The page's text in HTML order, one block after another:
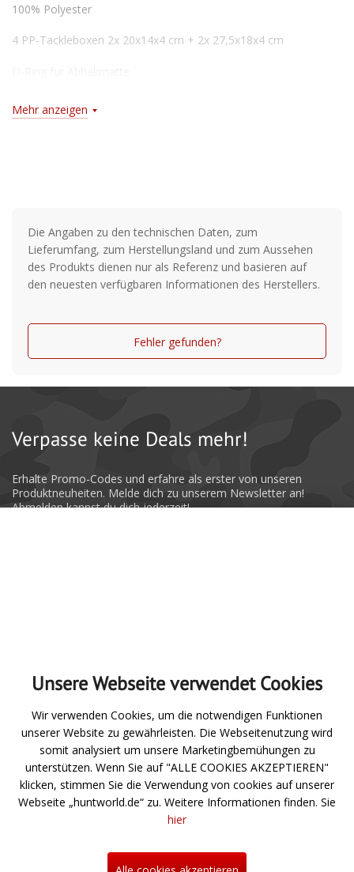
100% Polyester
4 PP-Tackleboxen 2x 20x14x4 cm + 2x 27,5x18x4 cm
Flaschenhalter
Abnehmbarer Schultergurt
Mehr anzeigen
Die Angaben zu den technischen Daten, zum
Lieferumfang, zum Herstellungsland und zum Aussehen
des Produkts dienen nur als Referenz und basieren auf
den neuesten verfügbaren Informationen des Herstellers.
Fehler gefunden?
Verpasse keine Deals mehr!
Erhalte Promo-Codes und erfahre als erster von unseren
Produktneuheiten. Melde dich zu unserem Newsletter an!
Abmelden kannst du dich jederzeit!
Angeln
Jagd- und Schießsport
Über uns
Unsere Webseite verwendet Cookies
Wir verwenden Cookies, um die notwendigen Funktionen
unserer Website zu gewährleisten. Die Webseitenutzung wird
somit analysiert um unsere Marketingbemühungen zu
unterstützen. Wenn Sie auf "ALLE COOKIES AKZEPTIEREN"
klicken, stimmen Sie die Verwendung von cookies auf unserer
Webseite „huntworld.de“ zu. Weitere Informationen finden. Sie
hier